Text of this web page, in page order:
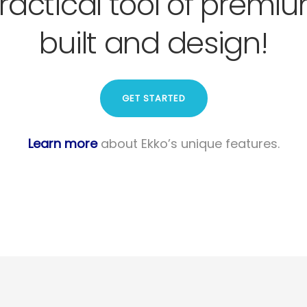
built and design!
GET STARTED
Learn moreabout Ekko’s unique features.